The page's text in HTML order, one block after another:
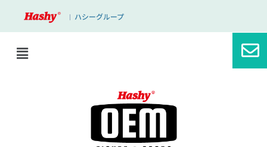
｜ ハシーグループ
ブログ
新商品！！